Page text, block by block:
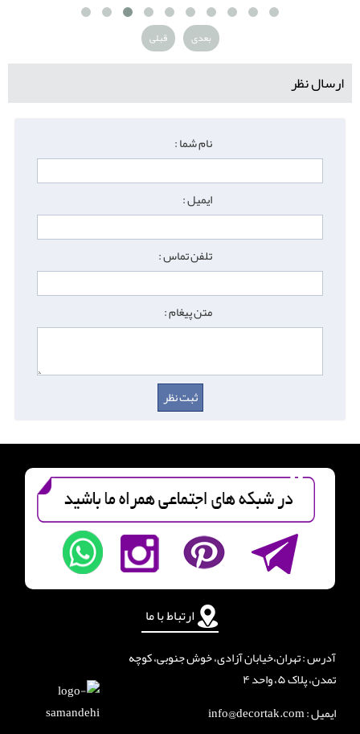
قبلی بعدی
ارسال نظر
نام شما :
ایمیل :
تلفن تماس :
متن پیغام :
ارتباط با ما
آدرس : تهران،خیابان آزادی، خوش جنوبی، کوچه
تمدن، پلاک ۵، واحد ۴
ایمیل : info@decortak.com